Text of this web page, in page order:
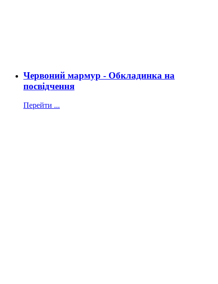
Червоний мармур - Обкладинка на
посвідчення
Перейти ...